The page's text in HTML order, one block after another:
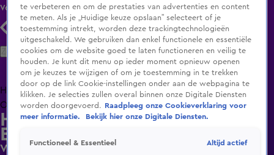
Volg KIJK
Zoeken
HomeUitzending Gemist Programma's De Bondgenoten
OranjezomerLivestreamsShop
Hart van Nederland - Late
Editie
Vrouw (89) bestolen van trouwring en geld met
te verbeteren en om de prestaties van advertenties en content
te meten. Als je „Huidige keuze opslaan” selecteert of je
toestemming intrekt, worden deze trackingtechnologieën
uitgeschakeld. We gebruiken dan enkel functionele en essentiële
cookies om de website goed te laten functioneren en veilig te
houden. Je kunt dit menu op ieder moment opnieuw openen
om je keuzes te wijzigen of om je toestemming in te trekken
door op de link Cookie-instellingen onder aan de webpagina te
klikken. Je selecties zullen overal binnen onze Digitale Diensten
worden doorgevoerd.
Raadpleeg onze Cookieverklaring voor
meer informatie.
Bekijk hier onze Digitale Diensten.
Functioneel & Essentieel Altijd actief